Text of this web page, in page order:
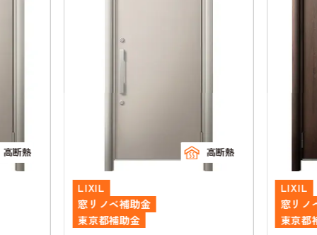
高断熱 高断熱
LIXIL
窓リノベ補助金
東京都補助金
LIXIL
窓リノ
東京都